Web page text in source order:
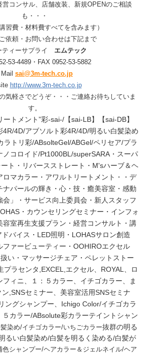
コンサル、店舗改装、新規OPENのご相談
も・・・
習費・材料費すべてを含みます）
依頼・お問い合わせは下記まで
ティーサプライ
エムテック
53-4489・FAX 0952-53-5882
sai@3m-tech.co.jp
http://www.3m-tech.co.jp
気軽さでどうぞ・・・ご連絡お待ちしていま
す。
トメント”彩-sai-/【sai-LB】【sai-DB】
4R/4D/アブソルト彩4R/4D/明るい白髪染め
ラトリ彩/ABsolteGel/ABGel/ペリセア/プラ
ノコロイド/Pt1000BL/superSARA・スーパ
ト・リバースストレート・M'sハーブ＆ヘ
ロマカラー・アワルトリートメント・・デ
ナパールの輝き・心・技・癒美容室・感動
」・サービス向上委員会・新人スタッフ
・カウンセリングセミナー・インフォ
容室再生支援プラン・経営コンサルト・講
バイス・LED照明・LOHASサロン創造
ファービューティー・OOHIROエクセル
い・マッサージチェア・ペレットストー
プラセンタ,EXCEL,エクセル、ROYAL、ロ
ィニ、１：５カラー、イチゴカラー、ま
,SNSセミナー、美容室活用SNSセミナ
ングシャンプー、Ichigo Color/イチゴカラ
カラー/ABsolute彩カラーテイントシャン
染め/イチゴカラー/いちごカラー抜群の明る
るい白髪染め/白髪を明るく染める/白髪が
色シャンプー/ヘアカラー＆ジェルネイル/ヘア